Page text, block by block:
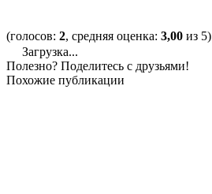
(голосов: 2, средняя оценка: 3,00 из 5)
Загрузка...
Полезно? Поделитесь с друзьями!
Похожие публикации